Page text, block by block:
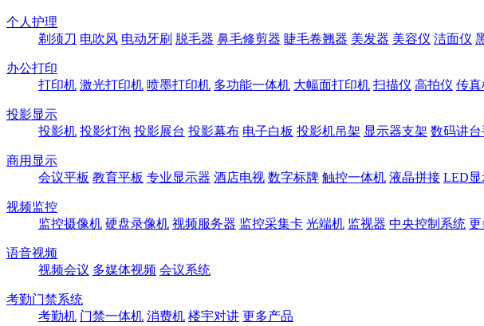
个人护理
剃须刀 电吹风 电动牙刷 脱毛器 鼻毛修剪器 睫毛卷翘器 美发器 美容仪 洁面仪
办公打印
打印机 激光打印机 喷墨打印机 多功能一体机 大幅面打印机 扫描仪 高拍仪 传真
投影显示
投影机 投影灯泡 投影展台 投影幕布 电子白板 投影机吊架 显示器支架 数码讲
商用显示
会议平板 教育平板 专业显示器 酒店电视 数字标牌 触控一体机 液晶拼接 LED显
视频监控
监控摄像机 硬盘录像机 视频服务器 监控采集卡 光端机 监视器 中央控制系统 更
语音视频
视频会议 多媒体视频 会议系统
考勤门禁系统
考勤机 门禁一体机 消费机 楼宇对讲 更多产品